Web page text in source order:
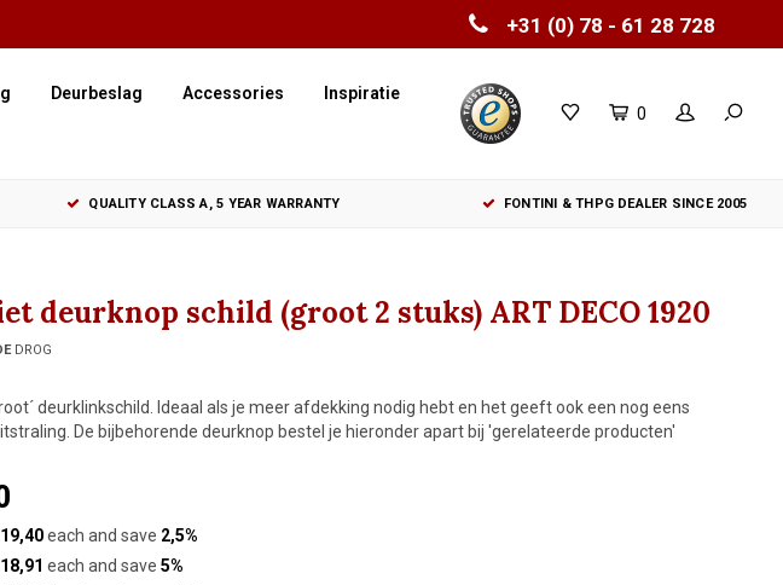
+31 (0) 78 - 61 28 728
Deurbeslag Accessories Inspiratie
0
QUALITY CLASS A, 5 YEAR WARRANTY FONTINI & THPG DEALER SINCE 2005
deurknop schild (groot 2 stuks) ART DECO 1920
DROG
deurklinkschild. Ideaal als je meer afdekking nodig hebt en het geeft ook een nog eens
De bijbehorende deurknop bestel je hieronder apart bij 'gerelateerde producten'
each and save 2,5%
each and save 5%